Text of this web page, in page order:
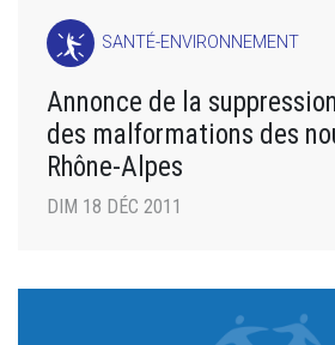
SANTÉ-ENVIRONNEMENT
Annonce de la
des malformations des
Rhône-Alpes
DIM 18 DÉC 2011